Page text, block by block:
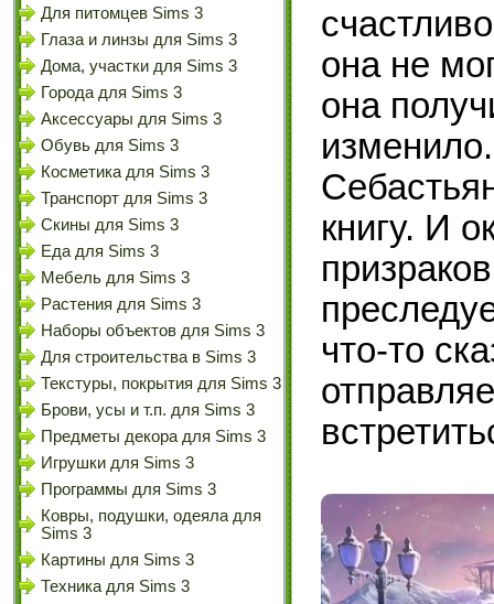
Для питомцев Sims 3
Глаза и линзы для Sims 3
Дома, участки для Sims 3
Города для Sims 3
Аксессуары для Sims 3
Обувь для Sims 3
Косметика для Sims 3
Транспорт для Sims 3
Скины для Sims 3
Еда для Sims 3
Мебель для Sims 3
Растения для Sims 3
Наборы объектов для Sims 3
Для строительства в Sims 3
Текстуры, покрытия для Sims 3
Брови, усы и т.п. для Sims 3
Предметы декора для Sims 3
Игрушки для Sims 3
Программы для Sims 3
Ковры, подушки, одеяла для
Sims 3
Картины для Sims 3
Техника для Sims 3
она не
она
книгу. И
что-то